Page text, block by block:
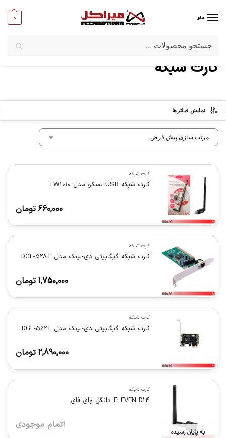
منو 0
میراکل/شبکه و تجهیزات امنیتی
کارت شبکه
نمایش فیلترها
کارت شبکه
کارت شبکه USB تسکو مدل TW1010
660,000 تومان
کارت شبکه
کارت شبکه گیگابیتی دی-لینک مدل DGE-528T
1,750,000 تومان
کارت شبکه
کارت شبکه گیگابیتی دی-لینک مدل DGE-562T
2,890,000 تومان
به پایان رسیده
کارت شبکه
ELEVEN D14 دانگل وای فای
اتمام موجودی